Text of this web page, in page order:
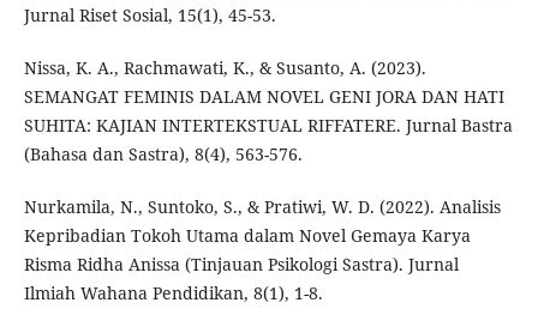
Jurnal Riset Sosial, 15(1), 45-53.
Nissa, K. A., Rachmawati, K., & Susanto, A. (2023).
SEMANGAT FEMINIS DALAM NOVEL GENI JORA DAN HATI
SUHITA: KAJIAN INTERTEKSTUAL RIFFATERE. Jurnal Bastra
(Bahasa dan Sastra), 8(4), 563-576.
Nurkamila, N., Suntoko, S., & Pratiwi, W. D. (2022). Analisis
Kepribadian Tokoh Utama dalam Novel Gemaya Karya
Risma Ridha Anissa (Tinjauan Psikologi Sastra). Jurnal
Ilmiah Wahana Pendidikan, 8(1), 1-8.